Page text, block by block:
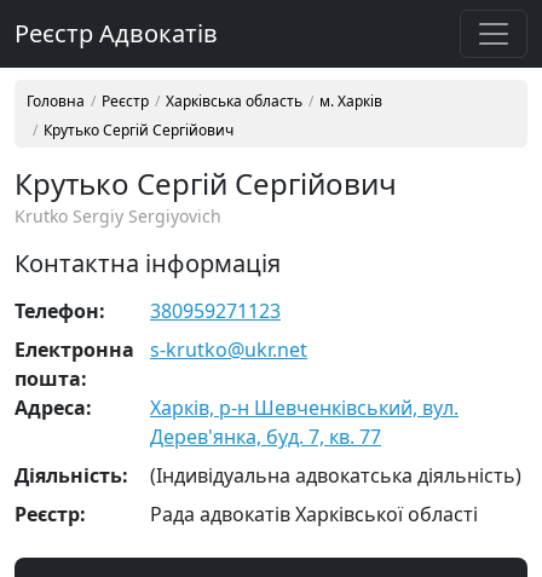
Реєстр Адвокатів
Головна Реєстр Харківська область
м. Харків
Крутько Сергій Сергійович
Крутько Сергій Сергійович
Krutko Sergiy Sergiyovich
Контактна інформація
Телефон:
380959271123
Електронна
пошта:
s-krutko@ukr.net
Адреса:
Харків, р-н Шевченківський, вул.
Дерев'янка, буд. 7, кв. 77
Діяльність:
(Індивідуальна адвокатська діяльність)
Реєстр:
Рада адвокатів Харківської області